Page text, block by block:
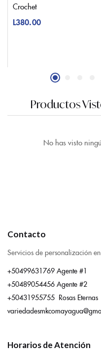
Crochet
L380.00
Productos
No has visto
Contacto
Servicios de personalización
+50499631769 Agente #1
+50489054456 Agente #2
+50431955755 Rosas Eternas
Horarios de Atención